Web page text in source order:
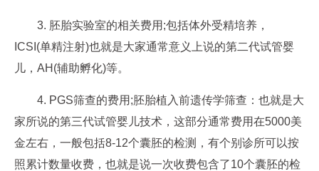
3. 胚胎实验室的相关费用;包括体外受精培养，
ICSI(单精注射)也就是大家通常意义上说的第二代试管婴
儿，AH(辅助孵化)等。
4. PGS筛查的费用;胚胎植入前遗传学筛查：也就是大
家所说的第三代试管婴儿技术，这部分通常费用在5000美
金左右，一般包括8-12个囊胚的检测，有个别诊所可以按
照累计数量收费，也就是说一次收费包含了10个囊胚的检